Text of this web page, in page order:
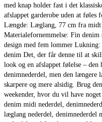
med knap holder fast i det
afslappet garderobe uden at
Længde: Læglang, 77 cm fra midt
Materialefornemmelse: Fin
design med fem lommer
denim Det, der får denne til at
look og en afslappet følelse –
denimnederdel, men den længere
skarpere og mere alsidig. Brug
weekender, hvor du vil have
denim midi nederdel,
læglang nederdel, denimnederdel